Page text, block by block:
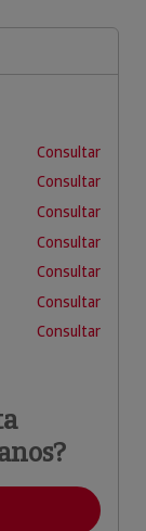
Consultar
Consultar
Consultar
Consultar
Consultar
Consultar
Consultar